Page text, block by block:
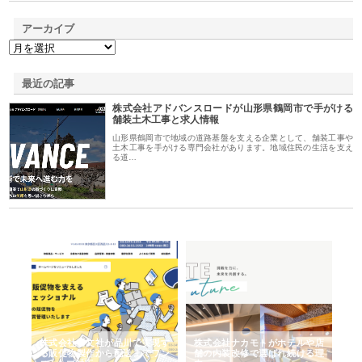
アーカイブ
最近の記事
株式会社アドバンスロードが山形県鶴岡市で手がける
舗装土木工事と求人情報
山形県鶴岡市で地域の道路基盤を支える企業として、舗装工事や
土木工事を手がける専門会社があります。地域住民の生活を支え
る道…
株式会社耕文社が品川で実現す
る販促物製作から配送までワン
株式会社ナカモトがホテルや店
舗の内装改修で選ばれ続ける理